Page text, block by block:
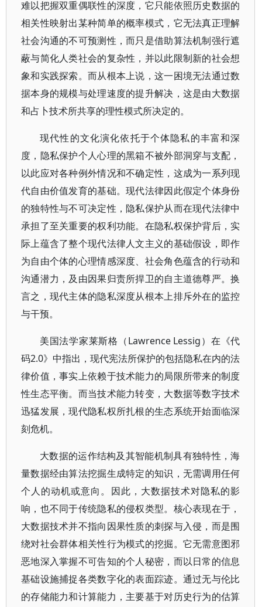
难以把握双重偶联性的深度，它只能依照历史数据的
相关性映射出某种简单的概率模式，它无法真正理解
社会沟通的不可预测性，而只是借助算法机制强行遮
蔽与简化人类社会的复杂性，并以此限制新的社会想
象和实践探索。而从根本上说，这一困境无法通过数
据本身的规模与处理速度的提升解决，这是由大数据
和占卜技术所共享的理性模式所决定的。
现代性的文化演化依托于个体隐私的丰富和深
度，隐私保护个人心理的黑箱不被外部洞穿与支配，
以此应对各种例外情况和不确定性，这成为一系列现
代自由价值发育的基础。现代法律因此假定个体身份
的独特性与不可决定性，隐私保护从而在现代法律中
承担了至关重要的权利功能。在隐私权保护背后，实
际上蕴含了整个现代法律人文主义的基础假设，即作
为自由个体的心理情感深度、社会角色蕴含的行动和
沟通潜力，及由因果归责所捍卫的自主道德尊严。换
言之，现代主体的隐私深度从根本上排斥外在的监控
与干预。
美国法学家莱斯格（Lawrence Lessig）在《代
码2.0》中指出，现代宪法所保护的包括隐私在内的法
律价值，事实上依赖于技术能力的局限所带来的制度
性生态平衡。而当技术能力转变，大数据等数字技术
迅猛发展，现代隐私权所扎根的生态系统开始面临深
刻危机。
大数据的运作结构及其智能机制具有独特性，海
量数据经由算法挖掘生成特定的知识，无需调用任何
个人的动机或意向。因此，大数据技术对隐私的影
响，也不同于传统隐私的侵权类型。核心表现在于，
大数据技术并不指向因果性质的刺探与入侵，而是围
绕对社会群体相关性行为模式的挖掘。它无需意图邪
恶地深入掌握不可告知的个人秘密，而以日常的信息
基础设施捕捉各类数字化的表面踪迹。通过无与伦比
的存储能力和计算能力，主要基于对历史行为的估算